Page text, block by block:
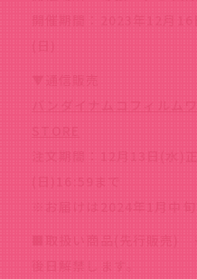
開催期間：2023年12月
(日)
▼通信販売
バンダイナムコフィル
STORE
注文期間：12月13日(水)
(日)16:59まで
※お届けは2024年1月中
■取扱い商品(先行販売)
後日解禁します。